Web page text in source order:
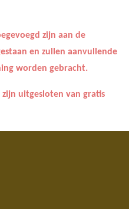
zijn aan de
en zullen aanvullende
worden gebracht.
uitgesloten van gratis